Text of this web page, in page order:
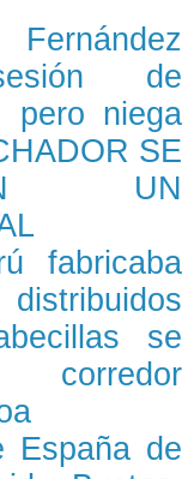
de
pero niega
SE
UN
fabricaba
se
corredor
España de